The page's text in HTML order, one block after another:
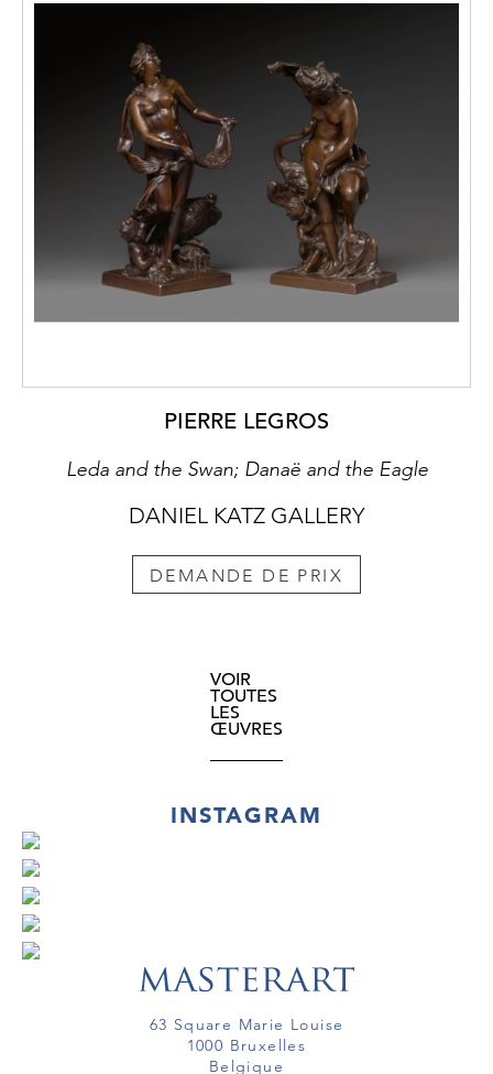
PIERRE LEGROS
Leda and the Swan; Danaë and the Eagle
DANIEL KATZ GALLERY
DEMANDE DE PRIX
VOIR
TOUTES
LES
ŒUVRES
INSTAGRAM
63 Square Marie Louise
1000 Bruxelles
Belgique